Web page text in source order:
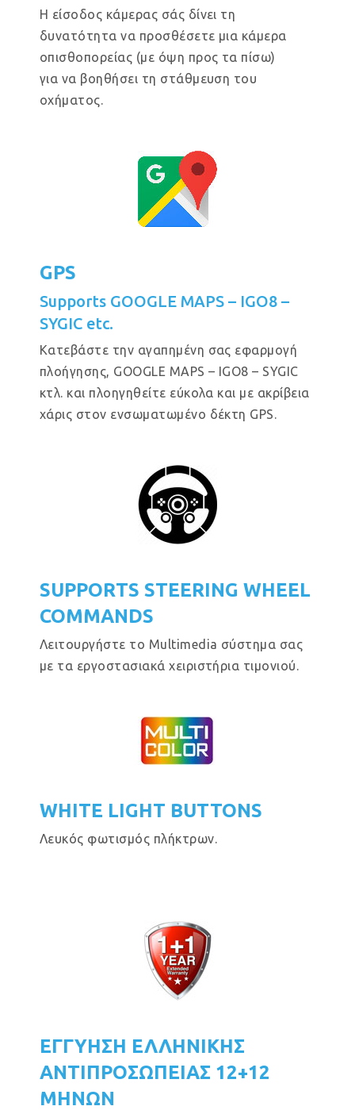
Η είσοδος κάμερας σάς δίνει τη
δυνατότητα να προσθέσετε μια κάμερα
οπισθοπορείας (με όψη προς τα πίσω)
για να βοηθήσει τη στάθμευση του
οχήματος.
GPS
Supports GOOGLE MAPS – IGO8 –
SYGIC etc.
Κατεβάστε την αγαπημένη σας εφαρμογή
πλοήγησης, GOOGLE MAPS – IGO8 – SYGIC
κτλ. και πλοηγηθείτε εύκολα και με ακρίβεια
χάρις στον ενσωματωμένο δέκτη GPS.
SUPPORTS STEERING WHEEL
COMMANDS
Λειτουργήστε το Multimedia σύστημα σας
με τα εργοστασιακά χειριστήρια τιμονιού.
WHITE LIGHT BUTTONS
Λευκός φωτισμός πλήκτρων.
ΕΓΓΥΗΣΗ ΕΛΛΗΝΙΚΗΣ
ΑΝΤΙΠΡΟΣΩΠΕΙΑΣ 12+12
ΜΗΝΩΝ